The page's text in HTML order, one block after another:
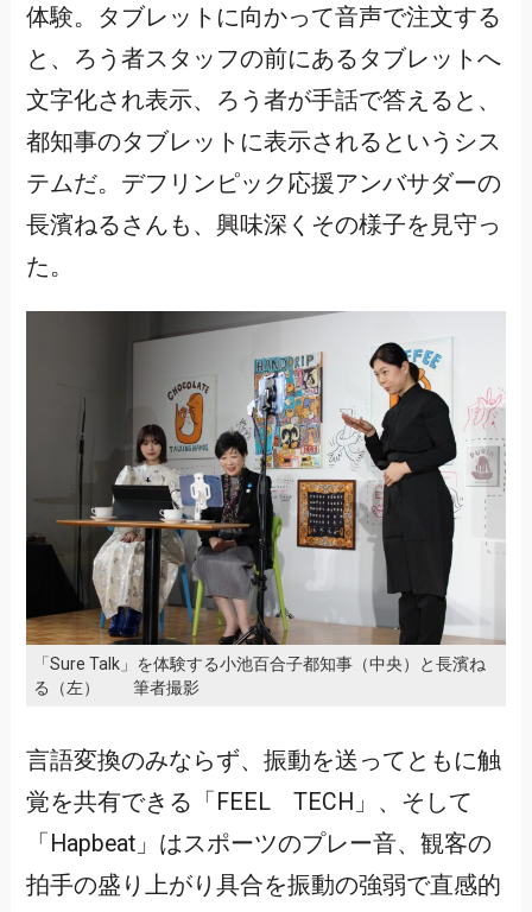
体験。タブレットに向かって音声で注文する
と、ろう者スタッフの前にあるタブレットへ
文字化され表示、ろう者が手話で答えると、
都知事のタブレットに表示されるというシス
テムだ。デフリンピック応援アンバサダーの
長濱ねるさんも、興味深くその様子を見守っ
た。
「Sure Talk」を体験する小池百合子都知事（中央）と長濱ね
る（左） 筆者撮影
言語変換のみならず、振動を送ってともに触
覚を共有できる「FEEL TECH」、そして
「Hapbeat」はスポーツのプレー音、観客の
拍手の盛り上がり具合を振動の強弱で直感的